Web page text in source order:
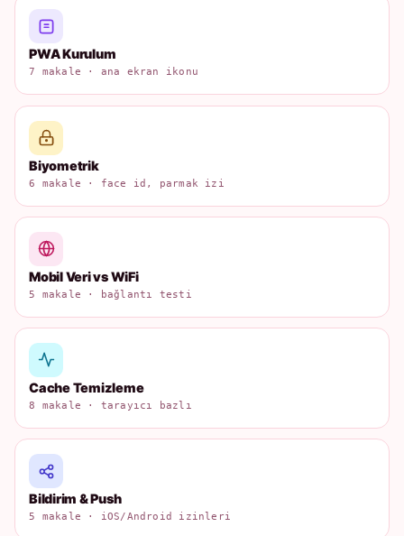
PWA Kurulum
7 makale · ana ekran ikonu
Biyometrik
6 makale · face id, parmak izi
Mobil Veri vs WiFi
5 makale · bağlantı testi
Cache Temizleme
8 makale · tarayıcı bazlı
Bildirim & Push
5 makale · iOS/Android izinleri